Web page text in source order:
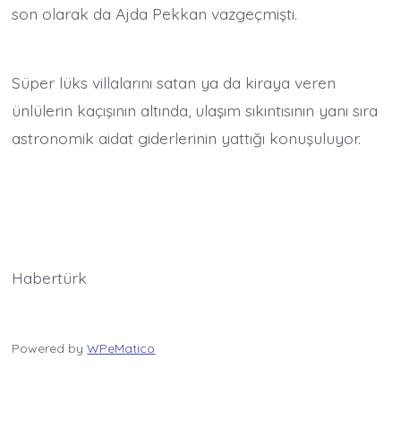
son olarak da Ajda Pekkan vazgeçmişti.
Süper lüks villalarını satan ya da kiraya veren
ünlülerin kaçışının altında, ulaşım sıkıntısının yanı sıra
astronomik aidat giderlerinin yattığı konuşuluyor.
Habertürk
Powered byWPeMatico